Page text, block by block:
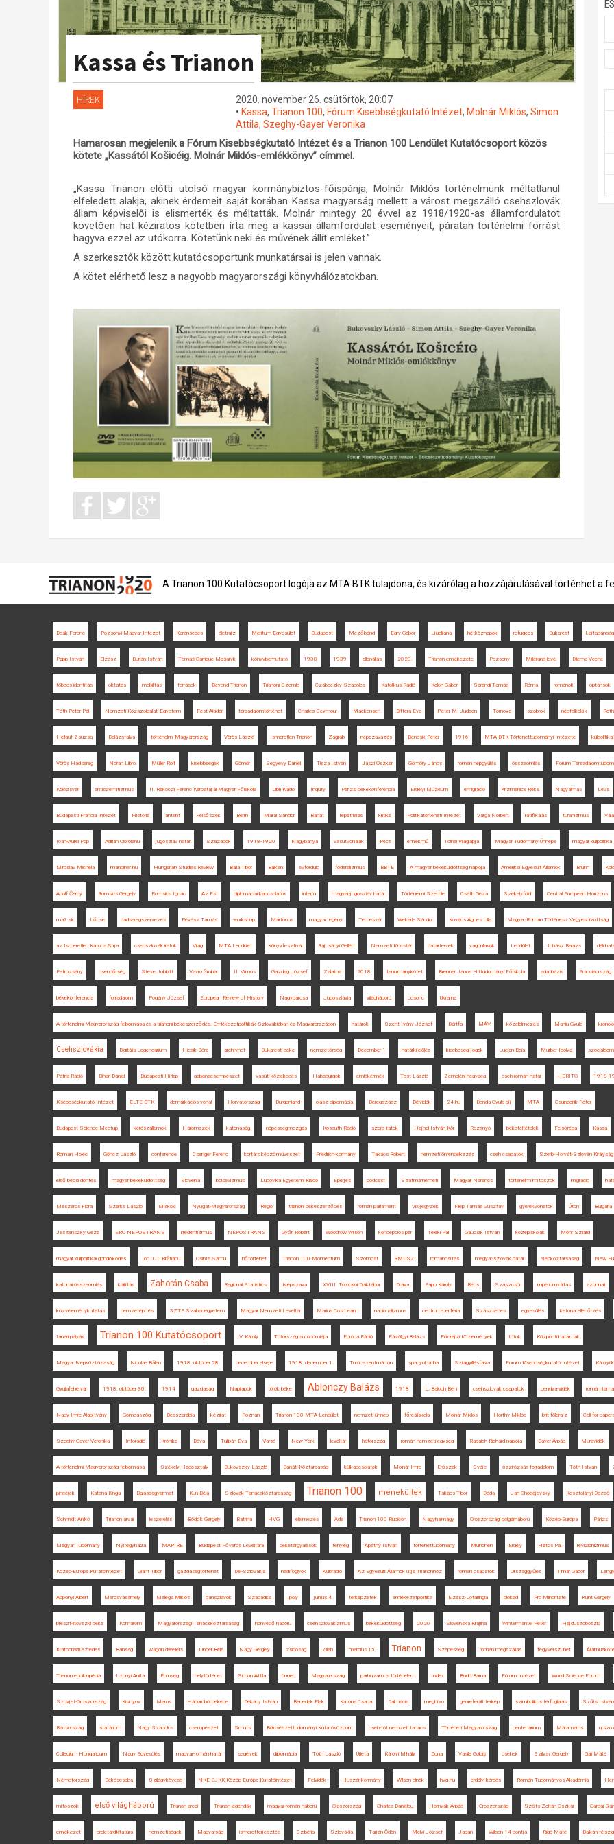
Kassa és Trianon
HÍREK
2020. november 26. csütörtök, 20:07
• Kassa, Trianon 100, Fórum Kisebbségkutató Intézet, Molnár Miklós, Simon
Attila, Szeghy-Gayer Veronika
Hamarosan megjelenik a Fórum Kisebbségkutató Intézet és a Trianon 100 Lendület Kutatócsoport közös
kötete „Kassától Košicéig. Molnár Miklós-emlékkönyv” címmel.
„Kassa Trianon előtti utolsó magyar kormánybiztos-főispánja, Molnár Miklós történelmünk méltatlanul
elfeledett alakja, akinek érdemeit saját korában Kassa magyarság mellett a várost megszálló csehszlovák
állam képviselői is elismerték és méltatták. Molnár mintegy 20 évvel az 1918/1920-as államfordulatot
követően hat kéziratos kötetben írta meg a kassai államfordulat eseményeit, páratan történelmi forrást
hagyva ezzel az utókorra. Kötetünk neki és művének állít emléket.”
A szerkesztők között kutatócsoportunk munkatársai is jelen vannak.
A kötet elérhető lesz a nagyobb magyarországi könyvhálózatokban.
A Trianon 100 Kutatócsoport logója az MTA BTK tulajdona, és kizárólag a hozzájárulásával történhet a
Deák Ferenc Pozsonyi Magyar Intézet Karánsebes életrajz Meritum Egyesület Budapest Mezőbánd Egry Gábor Ljubljana hétköznapok refugees Bukarest Lajtabánság
Papp István Elzász Burián István Tomáš Garrigue Masaryk könyvbemutató 1938 1939 ellenállás 2020. Trianon emlékezete Pozsony Millerand-levél Dilema Veche
többes identitás oktatás mobilitás források Beyond Trianon Trianoni Szemle Czáboczky Szabolcs Katolikus Rádió Koloh Gábor Sárándi Tamás Róma románok optánsok
Tóth Péter Pál Nemzeti Közszolgálati Egyetem Fest Aladár társadalomtörténet Charles Seymour Mackensen Bittera Éva Pieter M. Judson Tornova szobrok népfelkelők
Heilauf Zsuzsa Balázsfalva történelmi Magyarország Vörös László Ismeretlen Trianon Zágráb népszavazás Bencsik Péter 1916 MTA BTK Történettudományi Intézete
Vörös Hadsereg Noran Libro Müller Rolf kisebbségek Gömör Segyevy Dániel Tisza István Jászi Oszkár Gömöry János román népgyűlés összeomlás Fórum
Kolozsvár antiszemitizmus II. Rákóczi Ferenc Kárpátaljai Magyar Főiskola Libri Kiadó Inquiry Párizsi békekonferencia Erdélyi Múzeum emigráció Krizmanics Réka Nagyalmás Léva
Budapesti Francia Intézet História antant Felsőszék Berlin Márai Sándor Bánát repatriálás kritika Politikatörténeti Intézet Varga Norbert ratifikálás turanizmus
Ioan-Aurel Pop Adrian Cioroianu jugoszláv határ Századok 1918-1920 Nagybánya vasútvonalak Pécs emlékmű Tolnai Világlapja Magyar Tudomány Ünnepe magyar külpolitika
Miroslav Michela mandiner.hu Hungarian Studies Review Balla Tibor Balkán évforduló föderalizmus BBTE A magyar békeküldöttség naplója Amerikai Egyesült Államok Brünn
Adolf Černý Romsics Gergely Romsics Ignác Az Est diplomáciai kapcsolatok interjú magyar-jugoszláv határ Történelmi Szemle Csáth Géza Székelyföld Central European Horizons
ma7.sk Lőcse hadseregszervezés Révész Tamás workshop Martonos magyar regény Temesvár Wekerle Sándor Kovács Ágnes Lilla Magyar-Román Történész Vegyesbizottság
az Ismeretlen Katona Sírja csehszlovák iratok Világ MTA Lendület Könyvfesztivál Rajcsányi Gellért Nemzeti Kincstár határtervek vagonlakók Lendület Juhász Balázs déli
Petrozsény csendőrség Steve Jobbitt Vavro Šrobár II. Vilmos Gazdag József Zalatna 2018 tanulmánykötet Brenner János Hittudományi Főiskola adatbázis Franciaország
békekonferencia forradalom Pogány József European Review of History Nagybarcsa Jugoszlávia világháború Losonc Ukrajna
A történelmi Magyarország felbomlása és a trianoni békeszerződés. Emlékezetpolitikák Szlovákiában és Magyarországon határok Szent-Ivány József Bártfa MÁV közélelmezés Maniu Gyula
Csehszlovákia Digitális Legendárium Hicsik Dóra archívnet Bukaresti béke nemzetőrség December 1 határkijelölés kisebbségi jogok Lucian Boia Murber Ibolya
Pátria Rádió Bihari Dániel Budapesti Hírlap gabonacsempészet vasúti közlekedés Habsburgok emlékérmék Tost László Zempléni-hegység cseh-román határ HERITO 1918-
Kisebbségkutató Intézet ELTE BTK demarkációs vonal Horvátország Burgenland olasz diplomácia Beregszász Délvidék 24.hu Benda Gyula-díj MTA Csunderlik Péter
Budapest Science Meetup kérészállamok Háromszék katonaság népességmozgás Kossuth Rádió szerb iratok Hajnal István Kör Rozsnyó békefeltételek Felsőrépa Kassa
Roman Holec Göncz László conference Csenger Ferenc kortárs képzőművészet Friedrich-kormány Takács Róbert nemzeti önrendelkezés cseh csapatok Szerb-Horvát-Szlovén Királyság
első bécsi döntés magyar békeküldöttség Slovenia bolsevizmus Ludovika Egyetemi Kiadó Eperjes podcast Szatmárnémeti Magyar Narancs történelmi mítoszok migráció
Mészáros Flóra Szarka László Miskolc Nyugat-Magyarország Regio trianoni békeszerződés román parlament Vix-jegyzék Filep Tamás Gusztáv gyerekvonatok Úton Bulgária
Jeszenszky Géza ERC NEPOSTRANS irredentizmus NEPOSTRANS Győri Róbert Woodrow Wilson koncepciós per Teleki Pál Gaucsík István középiskolák Mohr Szilárd
magyar külpolitikai gondolkodás Ion. I.C. Brătianu Csinta Samu nőtörténet Trianon 100 Momentum Szombat RMDSZ románosítás magyar-szlovák határ Népköztársaság New
katonai összeomlás kiállítás Zahorán Csaba Regional Statistics Népszava XVIII. Torockói Diáktábor Dráva Papp Károly Bécs Szászcsór impériumváltás azonnali
közvéleménykutatás nemzetépítés SZTE Szabadegyetem Magyar Nemzeti Levéltár Marius Cosmeanu nacionalizmus centrum-periféria Szászsebes egyesülés katonai ellenőrzés
tanári pályák Trianon 100 Kutatócsoport IV. Károly Tótország autonómiája Európa Rádió Pálvölgyi Balázs Földrajzi Közlemények tótok Központi hatalmak
Magyar Népköztársaság Nicolae Bălan 1918. október 28. december elseje 1918. december 1. Turócszentmárton spanyolnátha Szilágyillésfalva Fórum Kisebbségkutató Intézet Károlyi-
Gyulafehérvár 1918. október 30. 1914 gazdaság Napilapok török béke Ablonczy Balázs 1918 L. Balogh Béni csehszlovák csapatok Lendva-vidék román
Nagy Imre Alapítvány Gombaszög Besszarábia kézirat Poznan Trianon 100 MTA-Lendület nemzeti ünnep főreáliskola Molnár Miklós Horthy Miklós brit földrajz Call for papers
Szeghy-Gayer Veronika Inforádió Krónika Déva Tulipán Éva Varsó New York levéltár hátország román nemzeti egység Rapaich Richárd naplója Bayer Árpád Muravidék
A történelmi Magyarország felbomlása Székely Hadosztály Bukovszky László Bánáti Köztársaság külkapcsolatok Molnár Imre Erőszak Svájc őszirózsás forradalom Tóth István
pincérek Katona Kinga Balassagyarmat Kun Béla Szlovák Tanácsköztársaság Trianon 100 menekültek Takács Tibor Déda Jan Chodějovský Kosztolányi Dezső
Schmidt Anikó Trianon árvái leszerelés Bödők Gergely Batrina HVG élelmezés Ada Trianon 100 Rubicon Nagyhalmágy Oroszországi polgárháború Közép-Európa Párizs
Magyar Tudomány Nyíregyháza MAPIRE Budapest Főváros Levéltára béketárgyalások tényleg Apáthy István történettudomány München Erdély Hatos Pál revizionizmus
Közép-Európa Kutatóintézet Glant Tibor gazdaságtörténet Dél-Szlovákia hadifoglyok Klubrádió Az Egyesült Államok útja Trianonhoz román csapatok Országgyűlés Timár Gábor
Apponyi Albert Marosvásárhely Melega Miklós pánszlávok Szabadka Ipoly június 4. térképzetek emlékezetpolitika Elzász-Lotaringia blokád Pro Minoritate Kunt Gergely
breszt-litovszki béke Komárom Magyarországi Tanácsköztársaság honvédő háború csehszlovakizmus békeküldöttség 2020 Slovenska Krajina Wintermantel Péter Hajdúszoboszló
Kratochwill ezredes Bánság wagon dwellers Linder Béla Nagy Gergely zsidóság Zilah március 15. Trianon Szepesség román megszállás fegyverszünet Állami
Trianon enciklopédia Uzonyi Anita Éhínség helytörténet Simon Attila ünnep Magyarország párhuzamos történelem Index Bodó Barna Fórum Intézet World Science Forum
Szovjet-Oroszország Kisinyov Maros Háborúból békébe Dékány István Benedek Elek Katona Csaba Dalmácia meghívó georeferált térkép szimbolikus térfoglalás Szűts István
Bácsország statárium Nagy Szabolcs csempészet Smuts Bölcsészettudományi Kutatóközpont cseh-tót nemzeti tanács Történeti Magyarország centenárium Máramaros
Collegium Hungaricum Nagy Egyesülés magyar-román határ segélyek diplomácia Tóth László Újléta Károlyi Mihály Duna Vasile Goldiș csehek Szilvay Gergely Gali Máté
Németország Békéscsaba Szilágykövesd NKE EJKK Közép-Európa Kutatóintézet Felvidék Huszár-kormány Wilson elnök hvg.hu erdélyi kérdés Román Tudományos Akadémia
mítoszok első világháború Trianon arcai Trianon-legendák magyar-román háború Olaszország Charles Daniélou Hornyák Árpád Oroszország Szőts Zoltán Oszkár Garbai
emlékezet proletárdiktatúra nemzetiségek Magyarság ismeretterjesztés Szibéria Szlovákia Tarján Ödön Mélyi József Japán Wilson 14 pontja Rigó Máté Balkán-